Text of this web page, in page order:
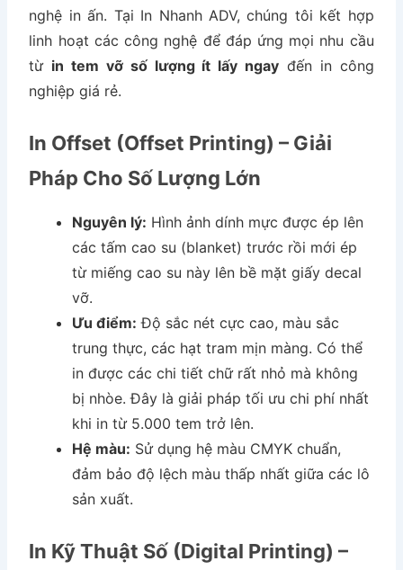
nghệ in ấn. Tại In Nhanh ADV, chúng tôi kết hợp
linh hoạt các công nghệ để đáp ứng mọi nhu cầu
từ in tem vỡ số lượng ít lấy ngay đến in công
nghiệp giá rẻ.
In Offset (Offset Printing) – Giải
Pháp Cho Số Lượng Lớn
Nguyên lý: Hình ảnh dính mực được ép lên
các tấm cao su (blanket) trước rồi mới ép
từ miếng cao su này lên bề mặt giấy decal
vỡ.
Ưu điểm: Độ sắc nét cực cao, màu sắc
trung thực, các hạt tram mịn màng. Có thể
in được các chi tiết chữ rất nhỏ mà không
bị nhòe. Đây là giải pháp tối ưu chi phí nhất
khi in từ 5.000 tem trở lên.
Hệ màu: Sử dụng hệ màu CMYK chuẩn,
đảm bảo độ lệch màu thấp nhất giữa các lô
sản xuất.
In Kỹ Thuật Số (Digital Printing) –